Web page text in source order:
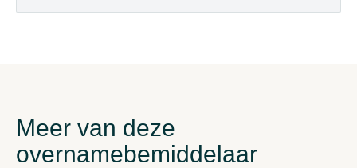
Meer van deze
overnamebemiddelaar